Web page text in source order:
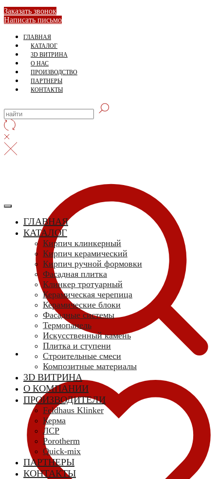
Заказать звонок
Написать письмо
ГЛАВНАЯ
КАТАЛОГ
3D ВИТРИНА
О НАС
ПРОИЗВОДСТВО
ПАРТНЕРЫ
КОНТАКТЫ
ГЛАВНАЯ
КАТАЛОГ
Кирпич клинкерный
Кирпич керамический
Кирпич ручной формовки
Фасадная плитка
Клинкер тротуарный
Керамическая черепица
Керамические блоки
Фасадные системы
Термопанель
Искусственный камень
Плитка и ступени
Строительные смеси
Композитные материалы
3D ВИТРИНА
О КОМПАНИИ
ПРОИЗВОДИТЕЛИ
Feldhaus Klinker
Керма
ЛСР
Porotherm
Quick-mix
ПАРТНЕРЫ
КОНТАКТЫ